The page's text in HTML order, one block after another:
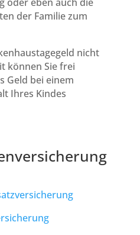
der Familie zum
nicht
können Sie frei
Geld bei einem
Ihres Kindes